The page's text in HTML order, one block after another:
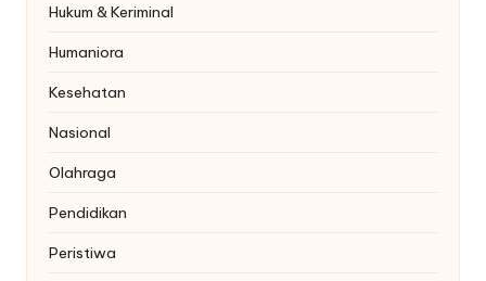
Hukum & Keriminal
Humaniora
Kesehatan
Nasional
Olahraga
Pendidikan
Peristiwa